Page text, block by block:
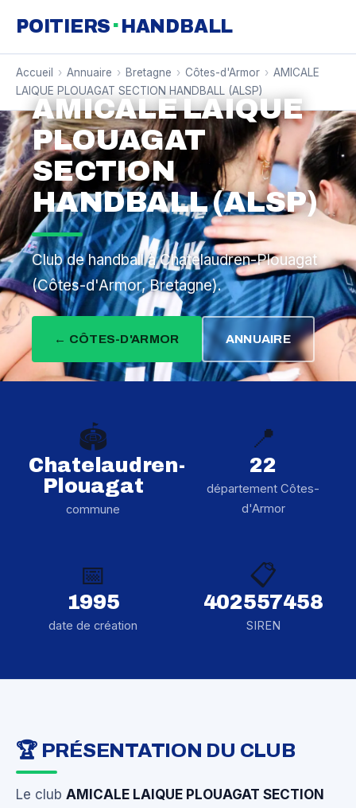
POITIERS · HANDBALL
Accueil › Annuaire › Bretagne › Côtes-d'Armor › AMICALE
LAIQUE PLOUAGAT SECTION HANDBALL (ALSP)
AMICALE LAIQUE
PLOUAGAT
SECTION
HANDBALL (ALSP)
Club de handball à Chatelaudren-Plouagat
(Côtes-d'Armor, Bretagne).
← CÔTES-D'ARMOR ANNUAIRE
🏟️
Chatelaudren-
Plouagat
commune
📍
22
département Côtes-
d'Armor
📅
1995
date de création
📋
402557458
SIREN
🏆 PRÉSENTATION DU CLUB
Le club AMICALE LAIQUE PLOUAGAT SECTION